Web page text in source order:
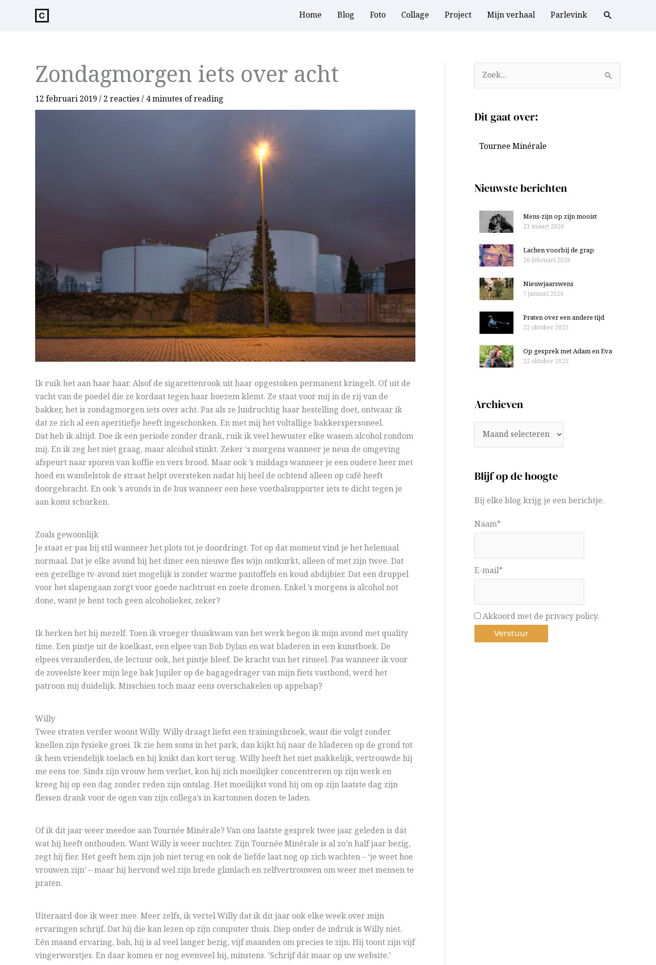
Home Blog Foto Collage Project Mijn verhaal Parlevink
Zondagmorgen iets over acht
12 februari 2019 / 2 reacties / 4 minutes of reading
Ik ruik het aan haar haar. Alsof de sigarettenrook uit haar opgestoken permanent kringelt. Of uit de
vacht van de poedel die ze kordaat tegen haar boezem klemt. Ze staat voor mij in de rij van de
bakker, het is zondagmorgen iets over acht. Pas als ze luidruchtig haar bestelling doet, ontwaar ik
dat ze zich al een aperitiefje heeft ingeschonken. En met mij het voltallige bakkerspersoneel.
Dat heb ik altijd. Doe ik een periode zonder drank, ruik ik veel bewuster elke wasem alcohol rondom
mij. En ik zeg het niet graag, maar alcohol stinkt. Zeker ‘s morgens wanneer je neus de omgeving
afspeurt naar sporen van koffie en vers brood. Maar ook ’s middags wanneer je een oudere heer met
hoed en wandelstok de straat helpt oversteken nadat hij heel de ochtend alleen op café heeft
doorgebracht. En ook ’s avonds in de bus wanneer een hese voetbalsupporter iets te dicht tegen je
aan komt schurken.
Zoals gewoonlijk
Je staat er pas bij stil wanneer het plots tot je doordringt. Tot op dat moment vind je het helemaal
normaal. Dat je elke avond bij het diner een nieuwe fles wijn ontkurkt, alleen of met zijn twee. Dat
een gezellige tv-avond niet mogelijk is zonder warme pantoffels en koud abdijbier. Dat een druppel
voor het slapengaan zorgt voor goede nachtrust en zoete dromen. Enkel ’s morgens is alcohol not
done, want je bent toch geen alcoholieker, zeker?
Ik herken het bij mezelf. Toen ik vroeger thuiskwam van het werk begon ik mijn avond met quality
time. Een pintje uit de koelkast, een elpee van Bob Dylan en wat bladeren in een kunstboek. De
elpees veranderden, de lectuur ook, het pintje bleef. De kracht van het ritueel. Pas wanneer ik voor
de zoveelste keer mijn lege bak Jupiler op de bagagedrager van mijn fiets vastbond, werd het
patroon mij duidelijk. Misschien toch maar eens overschakelen op appelsap?
Willy
Twee straten verder woont Willy. Willy draagt liefst een trainingsbroek, want die volgt zonder
knellen zijn fysieke groei. Ik zie hem soms in het park, dan kijkt hij naar de bladeren op de grond tot
ik hem vriendelijk toelach en hij knikt dan kort terug. Willy heeft het niet makkelijk, vertrouwde hij
me eens toe. Sinds zijn vrouw hem verliet, kon hij zich moeilijker concentreren op zijn werk en
kreeg hij op een dag zonder reden zijn ontslag. Het moeilijkst vond hij om op zijn laatste dag zijn
flessen drank voor de ogen van zijn collega’s in kartonnen dozen te laden.
Of ik dit jaar weer meedoe aan Tournée Minérale? Van ons laatste gesprek twee jaar geleden is dát
wat hij heeft onthouden. Want Willy is weer nuchter. Zijn Tournée Minérale is al zo’n half jaar bezig,
zegt hij fier. Het geeft hem zijn job niet terug en ook de liefde laat nog op zich wachten – ‘je weet hoe
vrouwen zijn’ – maar hij hervond wel zijn brede glimlach en zelfvertrouwen om weer met mensen te
praten.
Uiteraard doe ik weer mee. Meer zelfs, ik vertel Willy dat ik dit jaar ook elke week over mijn
ervaringen schrijf. Dat hij die kan lezen op zijn computer thuis. Diep onder de indruk is Willy niet.
Eén maand ervaring, bah, hij is al veel langer bezig, vijf maanden om precies te zijn. Hij toont zijn vijf
vingerworstjes. En daar komen er nog evenveel bij, minstens. ’Schrijf dát maar op uw website.’
o
k
r
Dit gaat over:
Tournee Minérale
Nieuwste berichten
Mens-zijn op zijn mooist
21 maart 2026
Lachen voorbij de grap
20 februari 2026
Nieuwjaarswens
7 januari 2026
Praten over een andere tijd
22 oktober 2025
Op gesprek met Adam en Eva
22 oktober 2025
Archieven
r
h
n
Blijf op de hoogte
Bij elke blog krijg je een berichtje.
Naam*
E-mail*
Akkoord met de privacy policy.